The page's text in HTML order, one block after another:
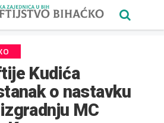
Kudića
o nastavku
MC